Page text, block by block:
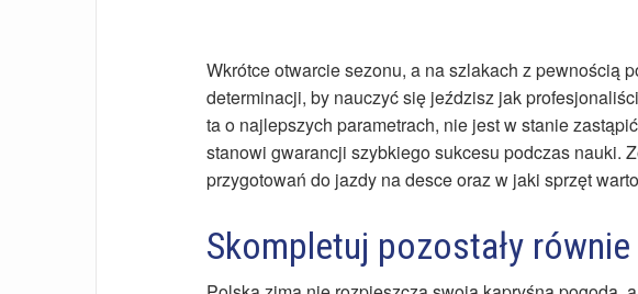
Wkrótce otwarcie sezonu, a na szlakach z pewnością
determinacji, by nauczyć się jeździsz jak
ta o najlepszych parametrach, nie jest w stanie
stanowi gwarancji szybkiego sukcesu podczas nauki.
przygotowań do jazdy na desce oraz w jaki sprzęt
Skompletuj pozostały